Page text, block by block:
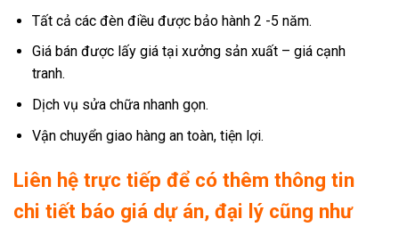
Tất cả các đèn điều được bảo hành 2 -5 năm.
Giá bán được lấy giá tại xưởng sản xuất – giá cạnh
tranh.
Dịch vụ sửa chữa nhanh gọn.
Vận chuyển giao hàng an toàn, tiện lợi.
Liên hệ trực tiếp để có thêm thông tin
chi tiết báo giá dự án, đại lý cũng như